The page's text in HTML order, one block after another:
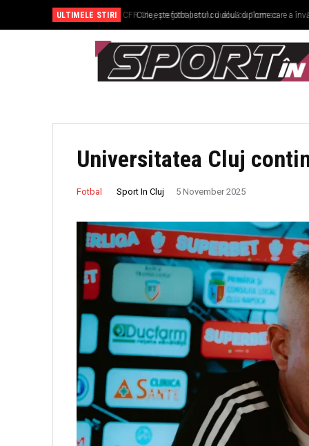
ULTIMELE STIRI Cine este fotbalistul cu două diplome care a
Universitatea Cluj
Fotbal Sport In Cluj 5 November 2025